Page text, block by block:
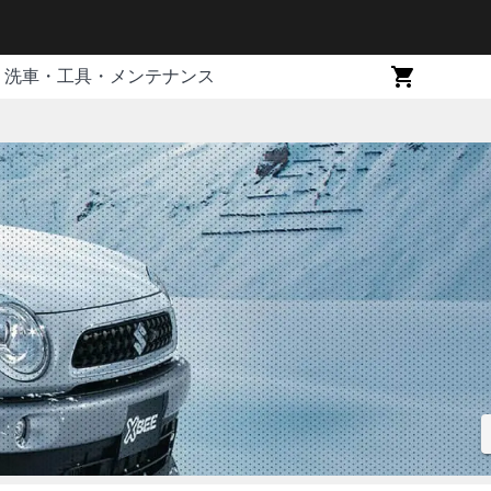
洗車・工具・メンテナンス